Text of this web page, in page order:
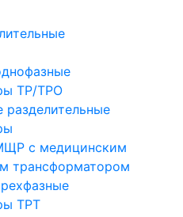
ТР/ТРО
с медицинским
трансформатором
ТРТ